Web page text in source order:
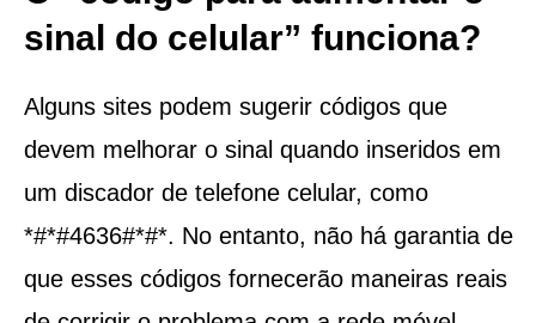
sinal do celular” funciona?
Alguns sites podem sugerir códigos que
devem melhorar o sinal quando inseridos em
um discador de telefone celular, como
*#*#4636#*#*. No entanto, não há garantia de
que esses códigos fornecerão maneiras reais